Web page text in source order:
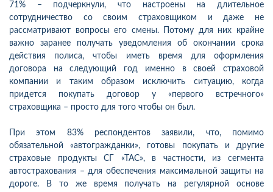
71% – подчеркнули, что настроены на длительное
сотрудничество со своим страховщиком и даже не
рассматривают вопросы его смены. Потому для них крайне
важно заранее получать уведомления об окончании срока
действия полиса, чтобы иметь время для оформления
договора на следующий год именно в своей страховой
компании и таким образом исключить ситуацию, когда
придется покупать договор у «первого встречного»
страховщика – просто для того чтобы он был.
При этом 83% респондентов заявили, что, помимо
обязательной «автогражданки», готовы покупать и другие
страховые продукты СГ «ТАС», в частности, из сегмента
автострахования – для обеспечения максимальной защиты на
дороге. В то же время получать на регулярной основе